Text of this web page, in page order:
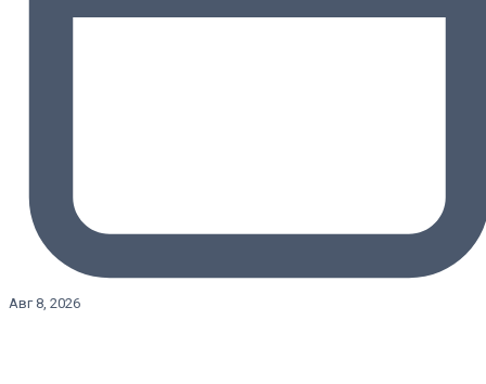
Авг 8, 2026